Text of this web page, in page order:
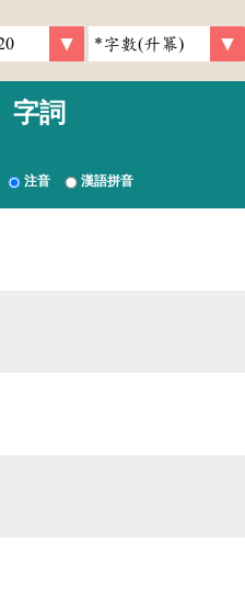
字詞
注音 漢語拼音